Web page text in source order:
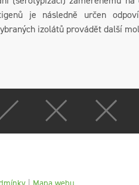
je následně určen
izolátů provádět další